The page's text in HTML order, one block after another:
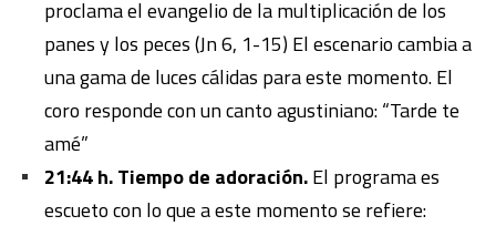
proclama el evangelio de la multiplicación de los
panes y los peces (Jn 6, 1-15) El escenario cambia a
una gama de luces cálidas para este momento. El
coro responde con un canto agustiniano: “Tarde te
amé”
21:44 h. Tiempo de adoración.El programa es
escueto con lo que a este momento se refiere: